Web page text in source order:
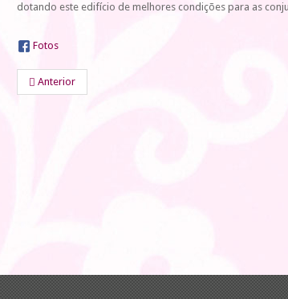
dotando este edifício de melhores condições para as
Fotos
Anterior